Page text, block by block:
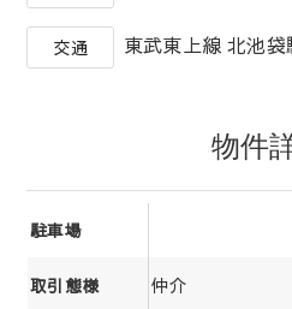
交通 東武東上線 北池
物件
駐車場
取引態様 仲介